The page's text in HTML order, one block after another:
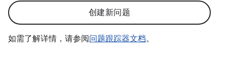
创建新问题
如需了解详情，请参阅问题跟踪器文档。